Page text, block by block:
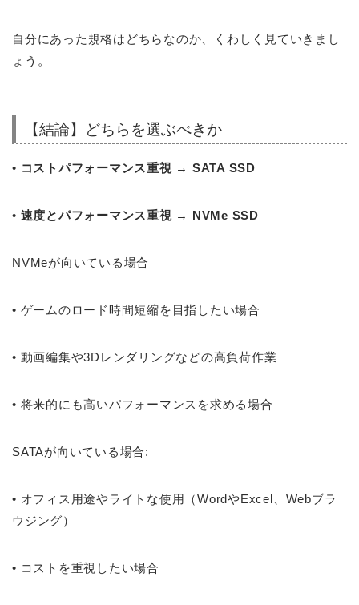
自分にあった規格はどちらなのか、くわしく見ていきまし
ょう。
【結論】どちらを選ぶべきか
• コストパフォーマンス重視 → SATA SSD
• 速度とパフォーマンス重視 → NVMe SSD
NVMeが向いている場合
• ゲームのロード時間短縮を目指したい場合
• 動画編集や3Dレンダリングなどの高負荷作業
• 将来的にも高いパフォーマンスを求める場合
SATAが向いている場合:
• オフィス用途やライトな使用（WordやExcel、Webブラ
ウジング）
• コストを重視したい場合